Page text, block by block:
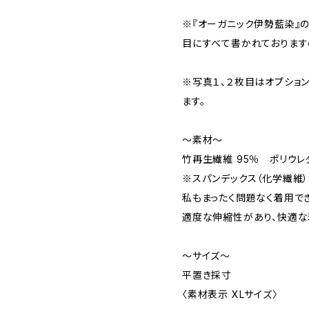
※『オーガニック伊勢藍染』
目にすべて書かれております
※写真１、２枚目はオプシ
ます。
～素材～
竹再生繊維 95％ ポリウレ
※スパンデックス（化学繊維
私もまったく問題なく着用で
適度な伸縮性があり、快適な
～サイズ～
平置き採寸
〈素材表示 XLサイズ〉